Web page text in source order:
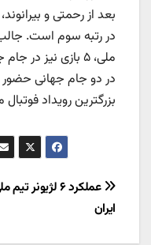
در رتبه سوم است. جالب
ملی، ۵ بازی نیز
در دو جام جهانی
بزرگترین رویداد
راهبری
نوشته
عملکرد ۶ لژیونر تیم
ایران